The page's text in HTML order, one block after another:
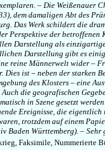
– Die Weißenauer
dem damaligen Abt des
Das Werk schildert die
Perspektive der
Darstellung als
Darstellung gibt es
reine Männerwelt wider –
Dies ist – neben der starken
des Klosters – eine
die geografischen
in Szene gesetzt
Ereignisse, die eigentlich
trotzdem auf einem
Baden Württemberg). – Sehr
Faksimile, Nummerierte